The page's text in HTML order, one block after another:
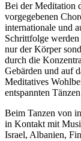
Bei der Meditation
vorgegebenen
internationale und
Schrittfolge
nur der Körper
durch die
Gebärden und auf
Meditatives
entspannten
Beim Tanzen von
in Kontakt mit
Israel, Albanien,